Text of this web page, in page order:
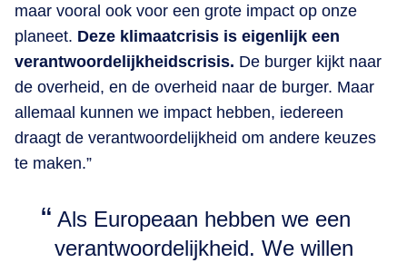
maar vooral ook voor een grote impact op onze
planeet. Deze klimaatcrisis is eigenlijk een
verantwoordelijkheidscrisis. De burger kijkt naar
de overheid, en de overheid naar de burger. Maar
allemaal kunnen we impact hebben, iedereen
draagt de verantwoordelijkheid om andere keuzes
te maken.”
Als Europeaan hebben we een
verantwoordelijkheid. We willen